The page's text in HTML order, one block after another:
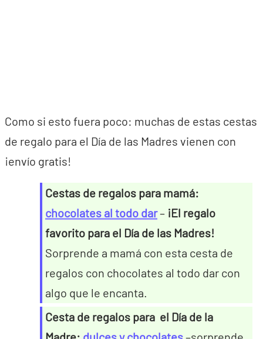
Como si esto fuera poco: muchas de estas cestas
de regalo para el Día de las Madres vienen con
¡envío gratis!
Cestas de regalos para mamá:
chocolates al todo dar– ¡El regalo
favorito para el Día de las Madres!
Sorprende a mamá con esta cesta de
regalos con chocolates al todo dar con
algo que le encanta.
Cesta de regalos para el Día de la